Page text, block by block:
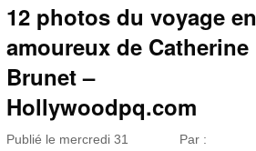
12 photos du voyage en
amoureux de Catherine
Brunet –
Hollywoodpq.com
Publié le mercredi 31
Par :